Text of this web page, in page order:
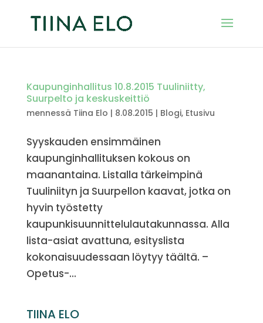
Kaupunginhallitus 10.8.2015 Tuuliniitty,
Suurpelto ja keskuskeittiö
mennessä Tiina Elo | 8.08.2015 | Blogi, Etusivu
Syyskauden ensimmäinen
kaupunginhallituksen kokous on
maanantaina. Listalla tärkeimpinä
Tuuliniityn ja Suurpellon kaavat, jotka on
hyvin työstetty
kaupunkisuunnittelulautakunnassa. Alla
lista-asiat avattuna, esityslista
kokonaisuudessaan löytyy täältä. –
Opetus-...
TIINA ELO